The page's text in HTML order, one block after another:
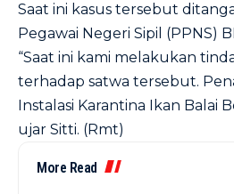
Saat ini kasus tersebut
Pegawai Negeri Sipil (PPNS)
“Saat ini kami melakukan
terhadap satwa tersebut.
Instalasi Karantina Ikan Balai
ujar Sitti. (Rmt)
More Read